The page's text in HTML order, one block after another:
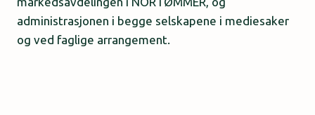
administrasjonen i begge selskapene i mediesaker
og ved faglige arrangement.